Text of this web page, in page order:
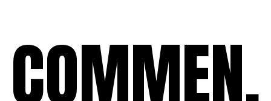
inhoudCOMMEN.